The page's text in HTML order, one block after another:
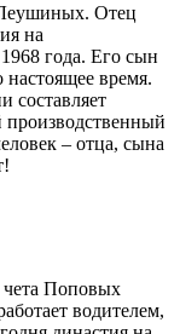
Леушиных. Отец
на
года. Его сын
настоящее время.
составляет
– отца, сына
Поповых
водителем,